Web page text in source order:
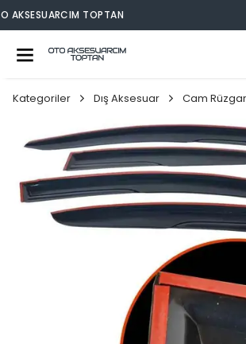
OTO AKSESUARCIM TOPTAN
Kategoriler Dış Aksesuar Cam